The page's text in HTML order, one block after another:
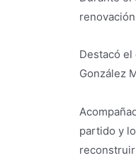
Destacó
González
partido y